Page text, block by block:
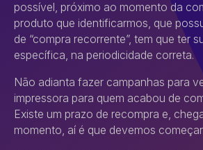
possível, próximo ao momento da
produto que identificarmos, que
de “compra recorrente”, tem que ter
específica, na periodicidade correta.
Não adianta fazer campanhas para
impressora para quem acabou de
Existe um prazo de recompra e,
momento, aí é que devemos